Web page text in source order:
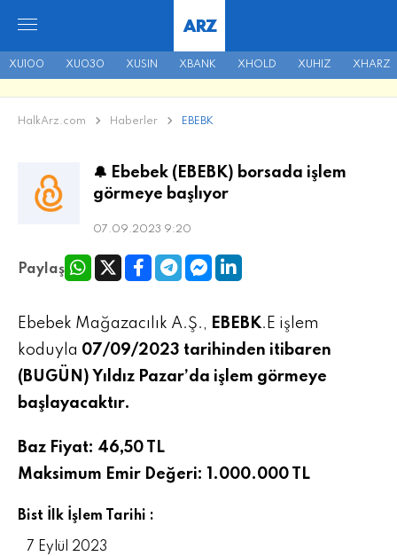
XU100 XU030 XUSIN XBANK XHOLD XUHIZ XHARZ
ARZ
HalkArz.com Haberler EBEBK
🔔 Ebebek (EBEBK) borsada işlem
görmeye başlıyor
07.09.2023 9:20
Paylaş
Ebebek Mağazacılık A.Ş., EBEBK.E işlem
koduyla 07/09/2023 tarihinden itibaren
(BUGÜN) Yıldız Pazar’da işlem görmeye
başlayacaktır.
Baz Fiyat: 46,50 TL
Maksimum Emir Değeri: 1.000.000 TL
Bist İlk İşlem Tarihi :
7 Eylül 2023